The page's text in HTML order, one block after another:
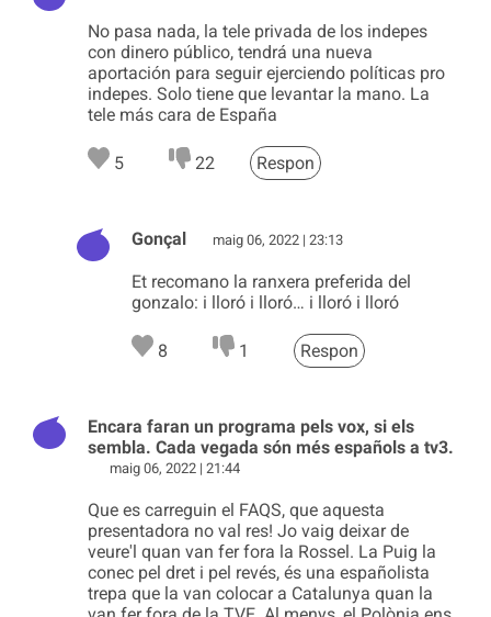
No pasa nada, la tele privada de los indepes
con dinero público, tendrá una nueva
aportación para seguir ejerciendo políticas pro
indepes. Solo tiene que levantar la mano. La
tele más cara de España
5 22 Respon
Gonçal maig 06, 2022 | 23:13
Et recomano la ranxera preferida del
gonzalo: i lloró i lloró… i lloró i lloró
8 1 Respon
Encara faran un programa pels vox, si els
sembla. Cada vegada són més españols a tv3.
maig 06, 2022 | 21:44
Que es carreguin el FAQS, que aquesta
presentadora no val res! Jo vaig deixar de
veure'l quan van fer fora la Rossel. La Puig la
conec pel dret i pel revés, és una españolista
trepa que la van colocar a Catalunya quan la